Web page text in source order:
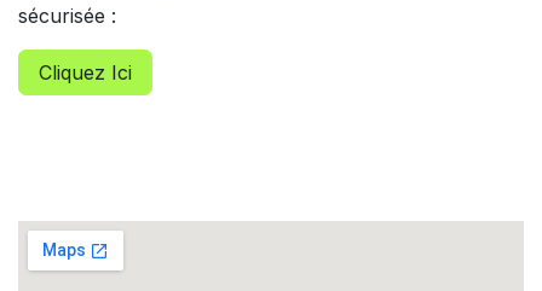
sécurisée :
Cliquez Ici